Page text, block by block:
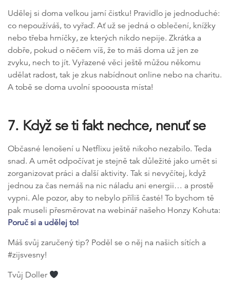
Udělej si doma velkou jarní čistku! Pravidlo je jednoduché:
co nepoužíváš, to vyřaď. Ať už se jedná o oblečení, knížky
nebo třeba hrníčky, ze kterých nikdo nepije. Zkrátka a
dobře, pokud o něčem víš, že to máš doma už jen ze
zvyku, nech to jít. Vyřazené věci ještě můžou někomu
udělat radost, tak je zkus nabídnout online nebo na charitu.
A tobě se doma uvolní spooousta místa!
7. Když se ti fakt nechce, nenuť se
Občasné lenošení u Netflixu ještě nikoho nezabilo. Teda
snad. A umět odpočívat je stejně tak důležité jako umět si
zorganizovat práci a další aktivity. Tak si nevyčítej, když
jednou za čas nemáš na nic náladu ani energii… a prostě
vypni. Ale pozor, aby to nebylo příliš časté! To bychom tě
pak museli přesměrovat na webinář našeho Honzy Kohuta:
Poruč si a udělej to!
Máš svůj zaručený tip? Poděl se o něj na našich sítích a
#zijsvesny!
Tvůj Doller